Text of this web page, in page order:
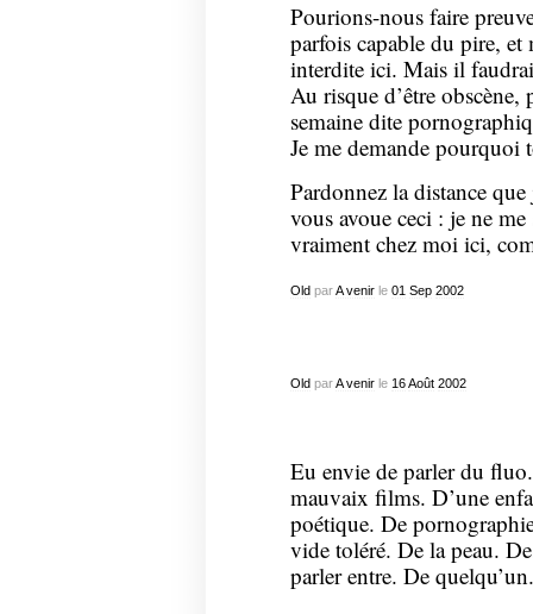
Pourions-nous faire
parfois capable du pire, et
interdite ici. Mais il
Au risque d’être obscène,
semaine dite
Je me demande pourquoi
Pardonnez la distance
vous avoue ceci : je ne me
vraiment chez moi ici,
OldparA venirle 01 Sep 2002
OldparA venirle 16 Août 2002
Eu envie de parler du
mauvaix films. D’une
poétique. De
vide toléré. De la peau.
parler entre. De